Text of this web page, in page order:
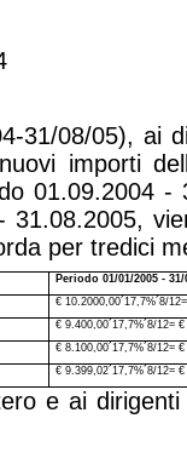
31/08/05), ai
importi
01.09.2004 -
per tredici
Periodo 01/01/2005 - 31/
€ 10.2000,00´17,7%´8/
€ 9.400,00´17,7%´8/12= €
€ 8.100,00´17,7%´8/12= €
€ 9.399,02´17,7%´8/12= €
e ai